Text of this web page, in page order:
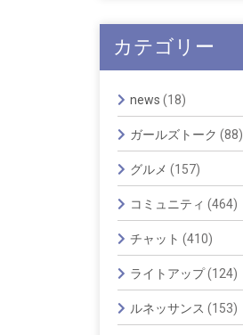
カテゴリー
news (18)
ガールズトーク (88)
グルメ (157)
コミュニティ (464)
チャット (410)
ライトアップ(124)
ルネッサンス (153)